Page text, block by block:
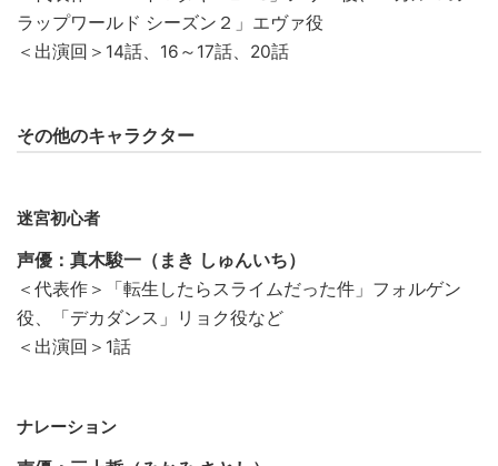
ラップワールド シーズン２」エヴァ役
＜出演回＞14話、16～17話、20話
その他のキャラクター
迷宮初心者
声優：真木駿一（まき しゅんいち）
＜代表作＞「転生したらスライムだった件」フォルゲン
役、「デカダンス」リョク役など
＜出演回＞1話
ナレーション